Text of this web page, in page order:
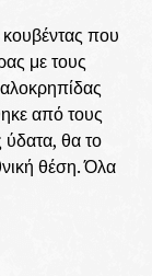
κουβέντας που
με τους
από τους
θα το
θέση. Όλα